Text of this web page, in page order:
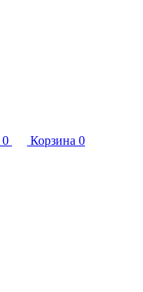
0 Корзина 0